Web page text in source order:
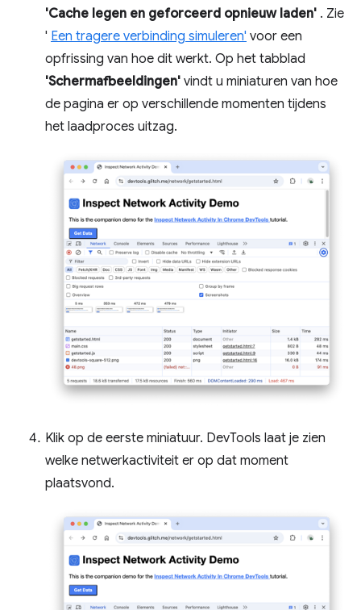
'Cache legen en geforceerd opnieuw laden' . Zie
' Een tragere verbinding simuleren' voor een
opfrissing van hoe dit werkt. Op het tabblad
'Schermafbeeldingen' vindt u miniaturen van hoe
de pagina er op verschillende momenten tijdens
het laadproces uitzag.
Klik op de eerste miniatuur. DevTools laat je zien
welke netwerkactiviteit er op dat moment
plaatsvond.